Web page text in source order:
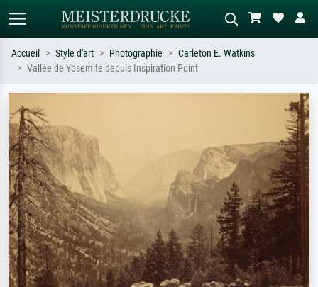
Recherchez par artiste, titre ou style –
ex. Monet, Nuit étoilée,
impressionnisme, vague de Hokusai,
nu.
Décrivez la scène – ex. prairie verte,
abstrait avec beaucoup de rouge,
tableau sombre, nu debout près d'un
arbre.
Accueil Style d'art Photographie
Carleton E. Watkins
Vallée de Yosemite depuis Inspiration Point